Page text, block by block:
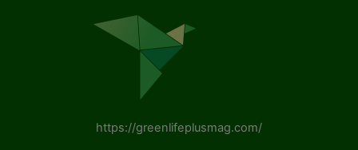
https://greenlifeplusmag.com/